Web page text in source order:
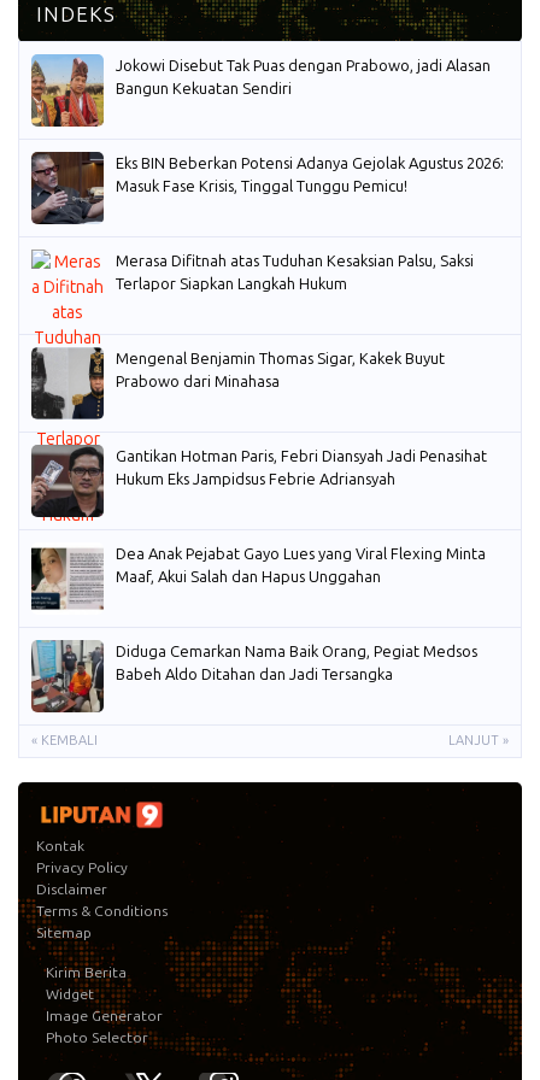
Jokowi Disebut Tak Puas dengan Prabowo, jadi Alasan
Bangun Kekuatan Sendiri
Eks BIN Beberkan Potensi Adanya Gejolak Agustus 2026:
Masuk Fase Krisis, Tinggal Tunggu Pemicu!
Merasa Difitnah atas Tuduhan Kesaksian Palsu, Saksi
Terlapor Siapkan Langkah Hukum
Mengenal Benjamin Thomas Sigar, Kakek Buyut
Prabowo dari Minahasa
Gantikan Hotman Paris, Febri Diansyah Jadi Penasihat
Hukum Eks Jampidsus Febrie Adriansyah
Dea Anak Pejabat Gayo Lues yang Viral Flexing Minta
Maaf, Akui Salah dan Hapus Unggahan
Diduga Cemarkan Nama Baik Orang, Pegiat Medsos
Babeh Aldo Ditahan dan Jadi Tersangka
« KEMBALI LANJUT »
Kontak
Privacy Policy
Disclaimer
Terms & Conditions
Sitemap
Kirim Berita
Widget
Image Generator
Photo Selector